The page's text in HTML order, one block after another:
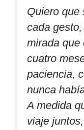
Quiero que
cada
mirada que
cuatro
paciencia,
nunca
A medida
viaje